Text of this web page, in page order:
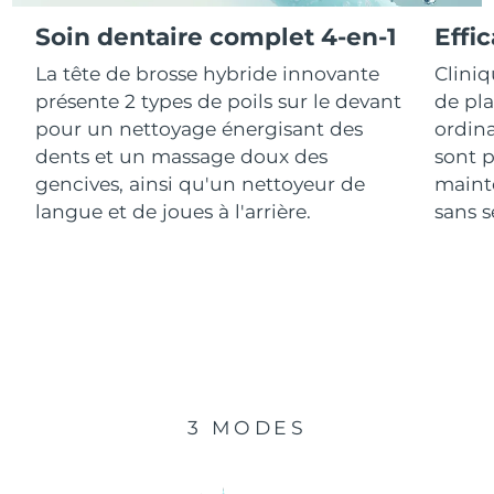
Soin dentaire complet 4-en-1
La tête de brosse hybride innovante
présente 2 types de poils sur le devant
pour un nettoyage énergisant des
dents et un massage doux des
gencives, ainsi qu'un nettoyeur de
langue et de joues à l'arrière.
de
sont
sans
3 MODES
R.A.S. chinoise de
Macao
Malaisie Livraison estimée 8/13/26
Malte Livraison estimée 8/10/26
Mexique
Livraison estimée